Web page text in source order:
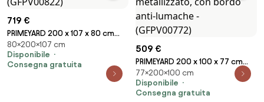
719 €
PRIMEYARD 200 x 107 x 80 cm
Orto rialzato, acciaio corten,
look ruggine - (GFPV00822)
80×200×107 cm
Disponibile
Consegna gratuita
509 €
PRIMEYARD 200 x 100 x 77 cm
Orto rialzato, acciaio,
antracite metallizzato, con
bordo anti-lumache -
77×200×100 cm
Disponibile
Consegna gratuita